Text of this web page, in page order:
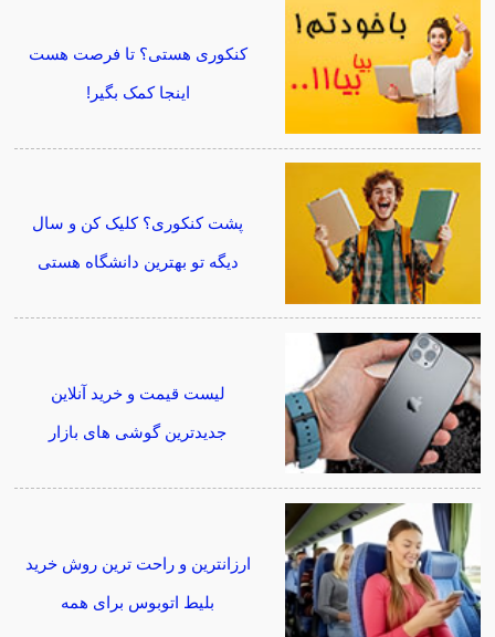
کنکوری هستی؟ تا فرصت هست
اینجا کمک بگیر!
پشت کنکوری؟ کلیک کن و سال
دیگه تو بهترین دانشگاه هستی
لیست قیمت و خرید آنلاین
جدیدترین گوشی های بازار
ارزانترین و راحت ترین روش خرید
بلیط اتوبوس برای همه